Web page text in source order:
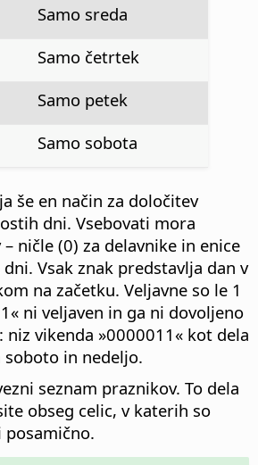
Samo sreda
Samo četrtek
Samo petek
Samo sobota
še en način za določitev
dni. Vsebovati mora
ničle (0) za delavnike in enice
Vsak znak predstavlja dan v
na začetku. Veljavne so le 1
ni veljaven in ga ni dovoljeno
vikenda »0000011« kot dela
in nedeljo.
seznam praznikov. To dela
obseg celic, v katerih so
posamično.